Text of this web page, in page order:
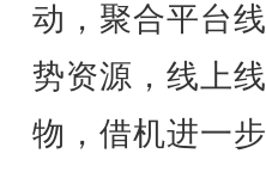
动，聚合平台
势资源，线上
物，借机进一